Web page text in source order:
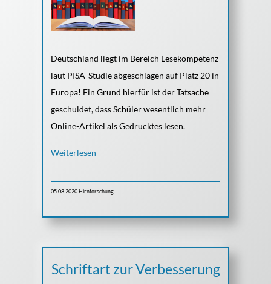
Deutschland liegt im Bereich Lesekompetenz
laut PISA-Studie abgeschlagen auf Platz 20 in
Europa! Ein Grund hierfür ist der Tatsache
geschuldet, dass Schüler wesentlich mehr
Online-Artikel als Gedrucktes lesen.
Weiterlesen
05.08.2020Hirnforschung
Schriftart zur Verbesserung